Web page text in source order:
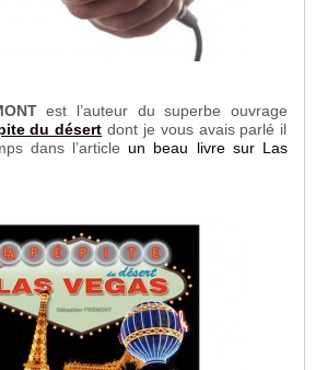
est l’auteur du superbe ouvrage
du désert dont je vous avais parlé il
dans l’articleun beau livre sur Las